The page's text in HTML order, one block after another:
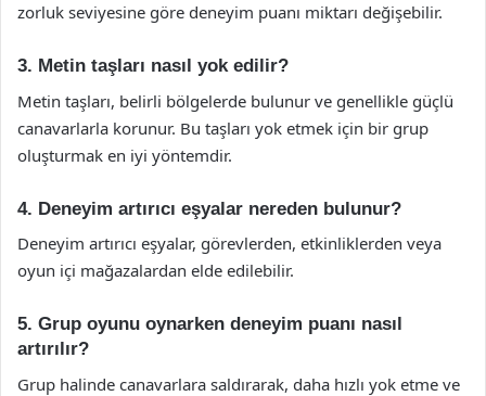
zorluk seviyesine göre deneyim puanı miktarı değişebilir.
3. Metin taşları nasıl yok edilir?
Metin taşları, belirli bölgelerde bulunur ve genellikle güçlü
canavarlarla korunur. Bu taşları yok etmek için bir grup
oluşturmak en iyi yöntemdir.
4. Deneyim artırıcı eşyalar nereden bulunur?
Deneyim artırıcı eşyalar, görevlerden, etkinliklerden veya
oyun içi mağazalardan elde edilebilir.
5. Grup oyunu oynarken deneyim puanı nasıl
artırılır?
Grup halinde canavarlara saldırarak, daha hızlı yok etme ve